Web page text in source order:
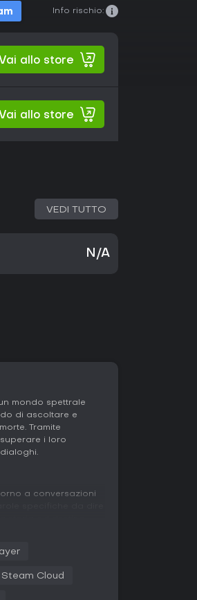
Info rischio:
Vai allo store
Vai allo store
VEDI TUTTO
N/A
mondo spettrale
di ascoltare e
Tramite
i loro
a conversazioni
da interazioni
Steam Cloud